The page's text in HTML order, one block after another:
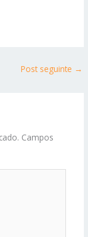
Post seguinte →
Campos